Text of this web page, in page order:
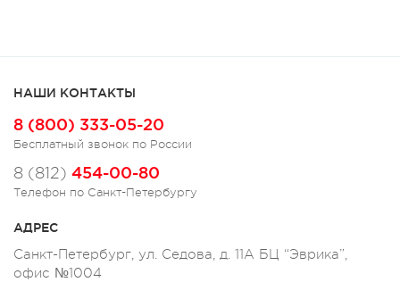
НАШИ КОНТАКТЫ
8 (800) 333-05-20
Бесплатный звонок по России
8 (812) 454-00-80
Телефон по Санкт-Петербургу
АДРЕС
Санкт-Петербург, ул. Седова, д. 11А БЦ “Эврика”,
офис №1004